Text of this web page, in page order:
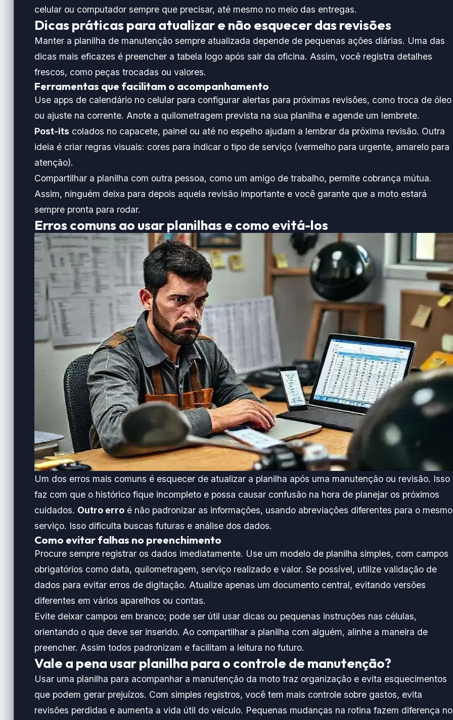
celular ou computador sempre que precisar, até mesmo no meio das entregas.
Dicas práticas para atualizar e não esquecer das revisões
Manter a planilha de manutenção sempre atualizada depende de pequenas ações diárias. Uma das
dicas mais eficazes é preencher a tabela logo após sair da oficina. Assim, você registra detalhes
frescos, como peças trocadas ou valores.
Ferramentas que facilitam o acompanhamento
Use apps de calendário no celular para configurar alertas para próximas revisões, como troca de óleo
ou ajuste na corrente. Anote a quilometragem prevista na sua planilha e agende um lembrete.
Post-its colados no capacete, painel ou até no espelho ajudam a lembrar da próxima revisão. Outra
ideia é criar regras visuais: cores para indicar o tipo de serviço (vermelho para urgente, amarelo para
atenção).
Compartilhar a planilha com outra pessoa, como um amigo de trabalho, permite cobrança mútua.
Assim, ninguém deixa para depois aquela revisão importante e você garante que a moto estará
sempre pronta para rodar.
Erros comuns ao usar planilhas e como evitá-los
Um dos erros mais comuns é esquecer de atualizar a planilha após uma manutenção ou revisão. Isso
faz com que o histórico fique incompleto e possa causar confusão na hora de planejar os próximos
cuidados. Outro erroé não padronizar as informações, usando abreviações diferentes para o mesmo
serviço. Isso dificulta buscas futuras e análise dos dados.
Como evitar falhas no preenchimento
Procure sempre registrar os dados imediatamente. Use um modelo de planilha simples, com campos
obrigatórios como data, quilometragem, serviço realizado e valor. Se possível, utilize validação de
dados para evitar erros de digitação. Atualize apenas um documento central, evitando versões
diferentes em vários aparelhos ou contas.
Evite deixar campos em branco; pode ser útil usar dicas ou pequenas instruções nas células,
orientando o que deve ser inserido. Ao compartilhar a planilha com alguém, alinhe a maneira de
preencher. Assim todos padronizam e facilitam a leitura no futuro.
Vale a pena usar planilha para o controle de manutenção?
Usar uma planilha para acompanhar a manutenção da moto traz organização e evita esquecimentos
que podem gerar prejuízos. Com simples registros, você tem mais controle sobre gastos, evita
revisões perdidas e aumenta a vida útil do veículo. Pequenas mudanças na rotina fazem diferença no